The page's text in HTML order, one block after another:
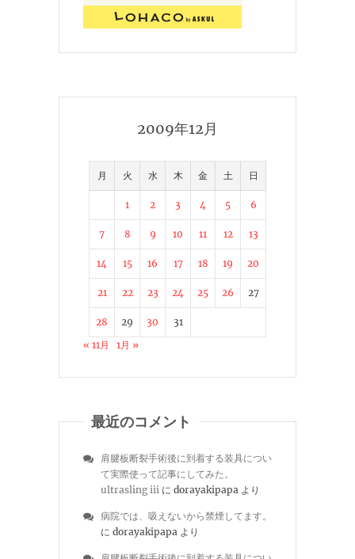
2009年12月
月 火 水 木 金 土 日
1 2 3 4 5 6
7 8 9 10 11 12 13
14 15 16 17 18 19 20
21 22 23 24 25 26 27
28 29 30
31
« 11月
1月 »
最近のコメント
肩腱板断裂手術後に到着する装具につい
て実際使って記事にしてみた。
ultrasling iii に dorayakipapa より
病院では、吸えないから禁煙してます。
に dorayakipapa より